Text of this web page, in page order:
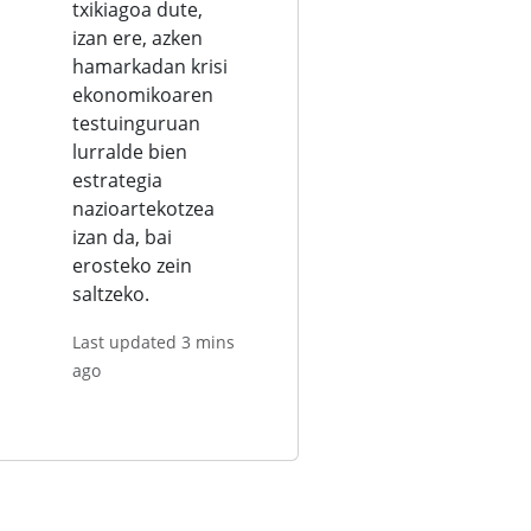
txikiagoa dute,
izan ere, azken
hamarkadan krisi
ekonomikoaren
testuinguruan
lurralde bien
estrategia
nazioartekotzea
izan da, bai
erosteko zein
saltzeko.
Last updated 3 mins
ago